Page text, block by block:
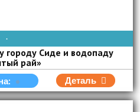
СРЕ
городу Сиде и водопаду
рай»
Деталь